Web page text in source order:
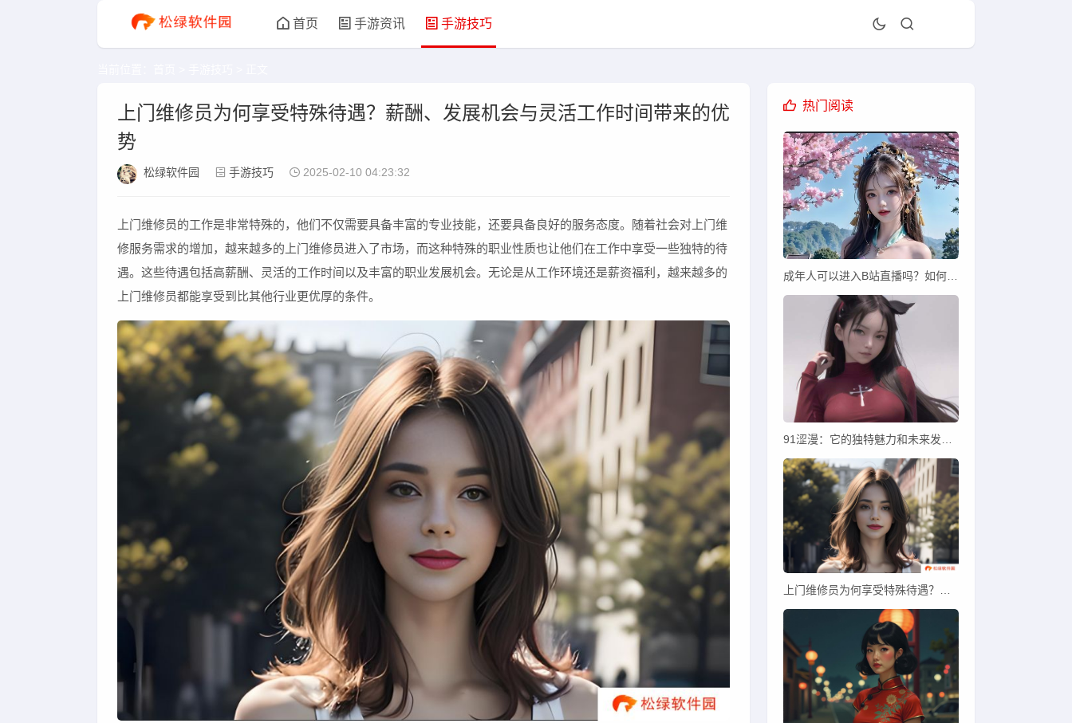
首页 手游资讯 手游技巧
上门维修员为何享受特殊待遇？薪酬、发展机会与灵活工作时间带来的优
势
松绿软件园 手游技巧 2025-02-10 04:23:32
上门维修员的工作是非常特殊的，他们不仅需要具备丰富的专业技能，还要具备良好的服务态度。随着社会对上门维
修服务需求的增加，越来越多的上门维修员进入了市场，而这种特殊的职业性质也让他们在工作中享受一些独特的待
遇。这些待遇包括高薪酬、灵活的工作时间以及丰富的职业发展机会。无论是从工作环境还是薪资福利，越来越多的
上门维修员都能享受到比其他行业更优厚的条件。
热门阅读